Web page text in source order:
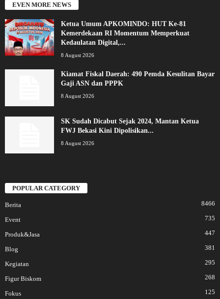
EVEN MORE NEWS
Ketua Umum APKOMINDO: HUT Ke-81
Kemerdekaan RI Momentum Memperkuat
Kedaulatan Digital,...
8 August 2026
Kiamat Fiskal Daerah: 490 Pemda Kesulitan Bayar
Gaji ASN dan PPPK
8 August 2026
SK Sudah Dicabut Sejak 2024, Mantan Ketua
FWJ Bekasi Kini Dipolisikan...
8 August 2026
POPULAR CATEGORY
Berita 8466
Event 735
Produk&Jasa 447
Blog 381
Kegiatan 295
Figur Biskom 268
Fokus 125